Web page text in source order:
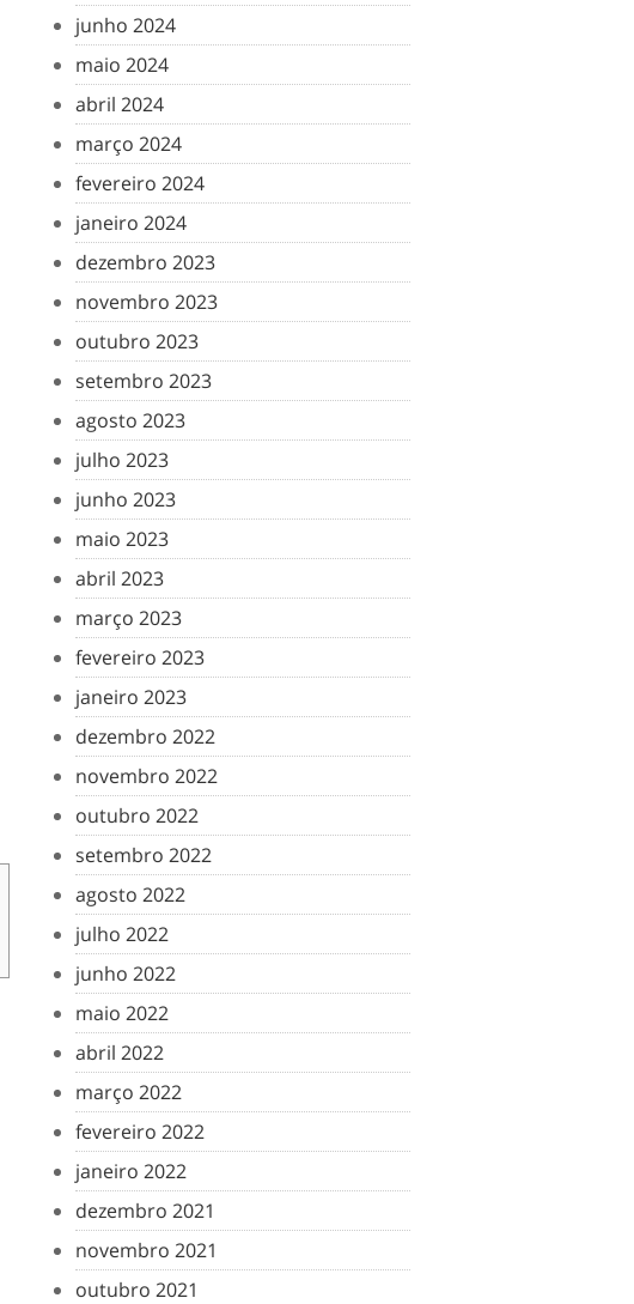
junho 2024
maio 2024
abril 2024
março 2024
fevereiro 2024
janeiro 2024
dezembro 2023
novembro 2023
outubro 2023
setembro 2023
agosto 2023
julho 2023
junho 2023
maio 2023
abril 2023
março 2023
fevereiro 2023
janeiro 2023
dezembro 2022
novembro 2022
outubro 2022
setembro 2022
agosto 2022
julho 2022
junho 2022
maio 2022
abril 2022
março 2022
fevereiro 2022
janeiro 2022
dezembro 2021
novembro 2021
outubro 2021